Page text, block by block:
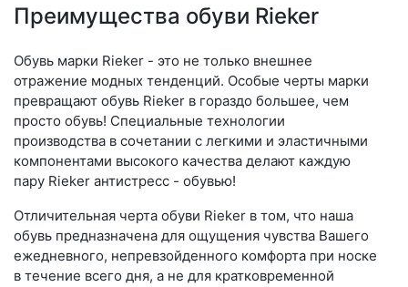
Преимущества обуви Rieker
Обувь марки Rieker - это не только внешнее
отражение модных тенденций. Особые черты марки
превращают обувь Rieker в гораздо большее, чем
просто обувь! Специальные технологии
производства в сочетании с легкими и эластичными
компонентами высокого качества делают каждую
пару Rieker антистресс - обувью!
Отличительная черта обуви Rieker в том, что наша
обувь предназначена для ощущения чувства Вашего
ежедневного, непревзойденного комфорта при носке
в течение всего дня, а не для кратковременной